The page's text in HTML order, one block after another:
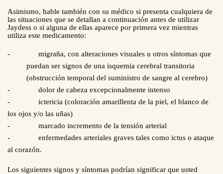
Asimismo, hable también con su médico si presenta cualquiera de
las situaciones que se detallan a continuación antes de utilizar
Jaydess o si alguna de ellas aparece por primera vez mientras
utiliza este medicamento:
-
migraña, con alteraciones visuales u otros síntomas que
puedan ser signos de una isquemia cerebral transitoria
(obstrucción temporal del suministro de sangre al cerebro)
-
dolor de cabeza excepcionalmente intenso
-
ictericia (coloración amarillenta de la piel, el blanco de
los ojos y/o las uñas)
-
marcado incremento de la tensión arterial
-
enfermedades arteriales graves tales como ictus o ataque
al corazón.
Los siguientes signos y síntomas podrían significar que usted